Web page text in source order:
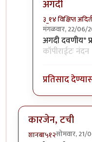
अगदी
३_१४ विक्षिप्त
मंगळवार, 22/06/
In reply to
अगदी दवणीय*
कॉपीराईटः नंदन
प्रतिसाद
कारजेन, टची
शानबा५१२सोमवार, 21/